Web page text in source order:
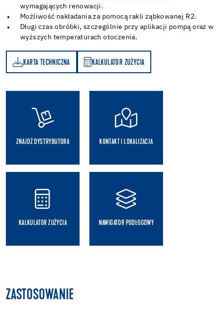
wymagających renowacji.
Możliwość nakładania za pomocą rakli ząbkowanej R2.
Długi czas obróbki, szczególnie przy aplikacji pompą oraz w
wyższych temperaturach otoczenia.
KARTA TECHNICZNA KALKULATOR ZUŻYCIA
KALKULATOR ZUŻYCIA
ZNAJDŹ DYSTRYBUTORA KONTAKT I LOKALIZACJA
KALKULATOR ZUŻYCIA NAWIGATOR PODŁOGOWY
ZASTOSOWANIE